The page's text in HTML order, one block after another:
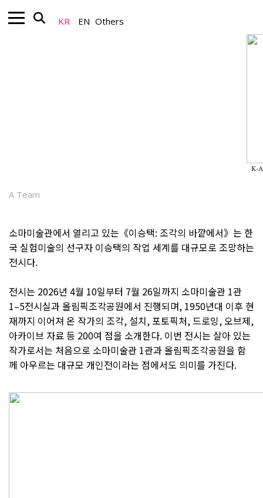
KR EN Others
K-
A Team
소마미술관에서 열리고 있는《이승택: 조각의 바깥에서》는 한
국 실험미술의 선구자 이승택의 작업 세계를 대규모로 조망하는
전시다.
전시는 2026년 4월 10일부터 7월 26일까지 소마미술관 1관
1–5전시실과 올림픽조각공원에서 진행되며, 1950년대 이후 현
재까지 이어져 온 작가의 조각, 설치, 포토픽처, 드로잉, 오브제,
아카이브 자료 등 200여 점을 소개한다. 이번 전시는 살아 있는
작가로서는 처음으로 소마미술관 1관과 올림픽조각공원을 함
께 아우르는 대규모 개인전이라는 점에서도 의미를 가진다.